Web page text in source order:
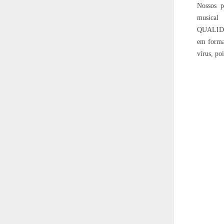
Nossos
em
vírus,